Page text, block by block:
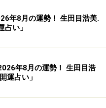
3月20日生まれ）
ーシップと思いやりがカ
年8月の運勢！ 生田目浩美.
占い」
年8月の運勢！ 生田目浩
運占い」